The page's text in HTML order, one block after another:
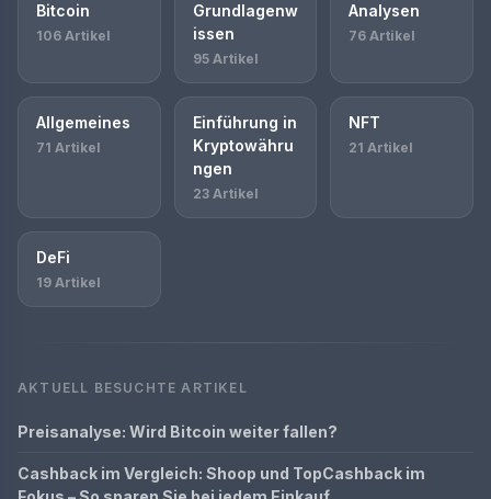
Bitcoin
106 Artikel
Grundlagenw
issen
95 Artikel
Analysen
76 Artikel
Allgemeines
71 Artikel
Einführung in
Kryptowähru
ngen
23 Artikel
NFT
21 Artikel
DeFi
19 Artikel
AKTUELL BESUCHTE ARTIKEL
Preisanalyse: Wird Bitcoin weiter fallen?
Cashback im Vergleich: Shoop und TopCashback im